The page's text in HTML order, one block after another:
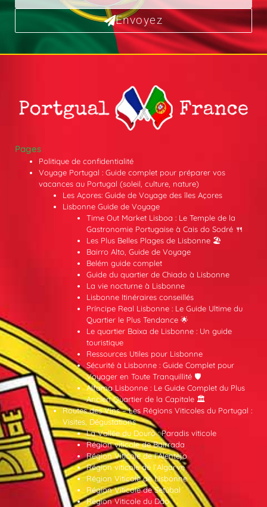
Envoyez
Pages
Politique de confidentialité
Voyage Portugal : Guide complet pour préparer vos
vacances au Portugal (soleil, culture, nature)
Les Açores: Guide de Voyage des îles Açores
Lisbonne Guide de Voyage
Time Out Market Lisboa : Le Temple de la
Gastronomie Portugaise à Cais do Sodré 🍴
Les Plus Belles Plages de Lisbonne 🏖️
Bairro Alto, Guide de Voyage
Belém guide complet
Guide du quartier de Chiado à Lisbonne
La vie nocturne à Lisbonne
Lisbonne Itinéraires conseillés
Príncipe Real Lisbonne : Le Guide Ultime du
Quartier le Plus Tendance 🌟
Le quartier Baixa de Lisbonne : Un guide
touristique
Ressources Utiles pour Lisbonne
Sécurité à Lisbonne : Guide Complet pour
Voyager en Toute Tranquillité 🛡️
Alfama Lisbonne : Le Guide Complet du Plus
Ancien Quartier de la Capitale 🏛️
Routes des Vins – Les Régions Viticoles du Portugal :
Visites, Dégustations
La Vallée du Douro : Paradis viticole
Région viticole de Bairrada
Région Viticole de l’Alentejo
Région viticole de l’Algarve
Région Viticole de Lisbonne
Région Viticole de Setúbal
Région Viticole du Dão